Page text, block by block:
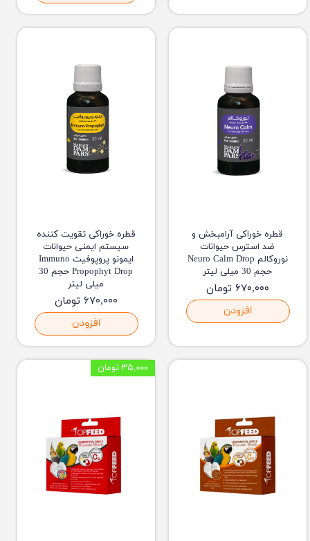
قطره خوراکی آرامبخش و
ضد استرس حیوانات
نوروکالم Neuro Calm Drop
حجم 30 میلی لیتر
۶۷۰,۰۰۰ تومان
افزودن
قطره خوراکی تقویت کننده
سیستم ایمنی حیوانات
ایمونو پروپوفیت Immuno
Propophyt Drop حجم 30
میلی لیتر
۶۷۰,۰۰۰ تومان
افزودن
۳۵,۰۰۰ تومان